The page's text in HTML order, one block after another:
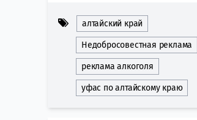
алтайский край
Недобросовестная реклама
реклама алкоголя
уфас по алтайскому краю